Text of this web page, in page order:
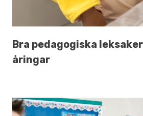
Bra pedagogiska
åringar